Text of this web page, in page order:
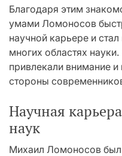
Благодаря этим
умами Ломоносов
научной карьере и
многих областях
привлекали внимание
стороны
Научная
наук
Михаил Ломоносов